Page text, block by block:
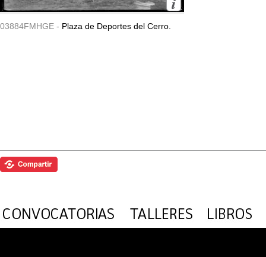
03884FMHGE - Plaza de Deportes del Cerro.